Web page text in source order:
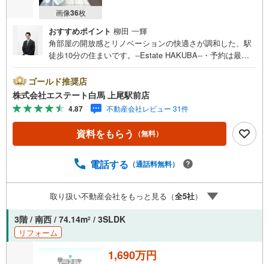
画像36枚
おすすめポイント 柳田 一輝
角部屋の開放感とリノベーションの快適さが調和した、駅
徒歩10分の住まいです。--Estate HAKUBA--・予約は最短2
完了のリノベーションにより水回りを一新しました。・角
部屋につき、採光と通風に配慮された住空間です。・LDK
は13.80帖、家具配置がしやすい間取り設計。・全居室収納
付きで、室内をすっきり保てます。・TVモニタ付インター
ホンで来訪者確認も安心。・エレベーター付きで日々の移
動も快適です。・幸手駅まで徒歩10分、通勤通学に配慮し
チン、浴室、トイレ、洗面所交換全室クロス張替、フロー
も修理サービスを無料付保◇無料駐車場完備のお店です◇
店内に大型キッズスペースあり◇提携FPへの無料個別相談
サービスが好評です◎2026年1月完了のリノベーションで
水回りを一新した角部屋です
ゴールド推奨店
株式会社エステート白馬 上尾駅前店
4.87 不動産会社レビュー 31件
資料をもらう （無料）
電話する （通話料無料）
取り扱い不動産会社をもっと見る（全5社）
3階 / 南西 / 74.14m2 / 3SLDK
リフォーム
1,690万円